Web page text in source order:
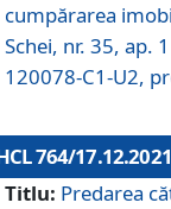
cumpărarea
Schei, nr. 35, ap.
120078-C1-U2,
764/17.12.2021
Titlu: Predarea